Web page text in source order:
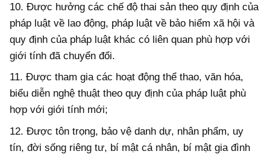
10. Được hưởng các chế độ thai sản theo quy định của
pháp luật về lao động, pháp luật về bảo hiểm xã hội và
quy định của pháp luật khác có liên quan phù hợp với
giới tính đã chuyển đổi.
11. Được tham gia các hoạt động thể thao, văn hóa,
biểu diễn nghệ thuật theo quy định của pháp luật phù
hợp với giới tính mới;
12. Được tôn trọng, bảo vệ danh dự, nhân phẩm, uy
tín, đời sống riêng tư, bí mật cá nhân, bí mật gia đình